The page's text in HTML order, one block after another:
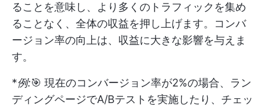
ることを意味し、より多くのトラフィックを集め
ることなく、全体の収益を押し上げます。コンバ
ージョン率の向上は、収益に大きな影響を与えま
す。
*例:🎯 現在のコンバージョン率が2%の場合、ラン
ディングページでA/Bテストを実施したり、チェッ